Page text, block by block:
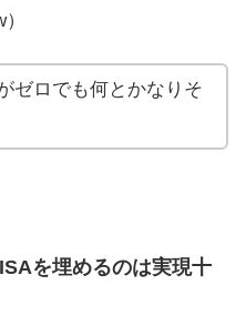
ゼロでも何とかなりそ
を埋めるのは実現十